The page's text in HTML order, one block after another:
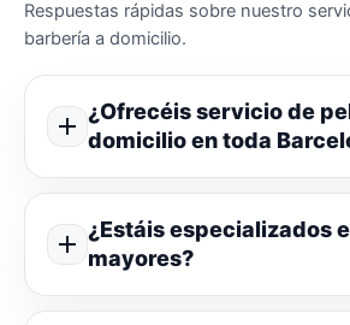
Respuestas rápidas sobre nuestro
barbería a domicilio.
¿Ofrecéis servicio de
domicilio en toda
¿Estáis especializados
mayores?